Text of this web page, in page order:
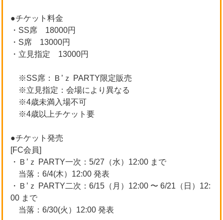
●チケット料金
・SS席 18000円
・S席 13000円
・立見指定 13000円
※SS席：Ｂ’ｚ PARTY限定販売
※立見指定：会場により異なる
※4歳未満入場不可
※4歳以上チケット要
●チケット発売
[FC会員]
・Ｂ’ｚ PARTY一次：5/27（水）12:00 まで
当落：6/4(木）12:00 発表
・Ｂ’ｚ PARTY二次：6/15（月）12:00 〜 6/21（日）12:
00 まで
当落：6/30(火）12:00 発表